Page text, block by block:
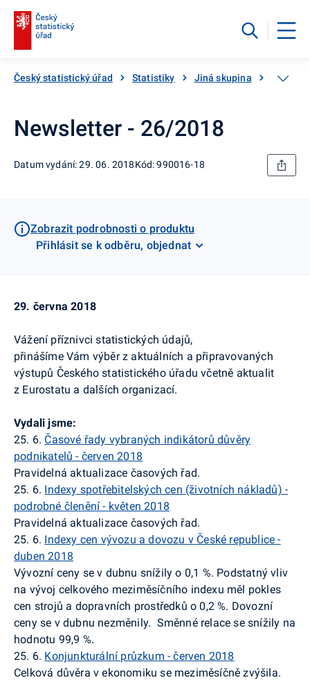
Český statistický úřad Statistiky Jiná skupina
Newsletter - 26/2018
Datum vydání: 29. 06. 2018Kód: 990016-18
Zobrazit podrobnosti o produktu
Přihlásit se k odběru, objednat
29. června 2018
Vážení příznivci statistických údajů,
přinášíme Vám výběr z aktuálních a připravovaných
výstupů Českého statistického úřadu včetně aktualit
z Eurostatu a dalších organizací.
Vydali jsme:
25. 6. Časové řady vybraných indikátorů důvěry
podnikatelů - červen 2018
Pravidelná aktualizace časových řad.
25. 6. Indexy spotřebitelských cen (životních nákladů) -
podrobné členění - květen 2018
Pravidelná aktualizace časových řad.
25. 6. Indexy cen vývozu a dovozu v České republice -
duben 2018
Vývozní ceny se v dubnu snížily o 0,1 %. Podstatný vliv
na vývoj celkového meziměsíčního indexu měl pokles
cen strojů a dopravních prostředků o 0,2 %. Dovozní
ceny se v dubnu nezměnily. Směnné relace se snížily na
hodnotu 99,9 %.
25. 6. Konjunkturální průzkum - červen 2018
Celková důvěra v ekonomiku se meziměsíčně zvýšila.